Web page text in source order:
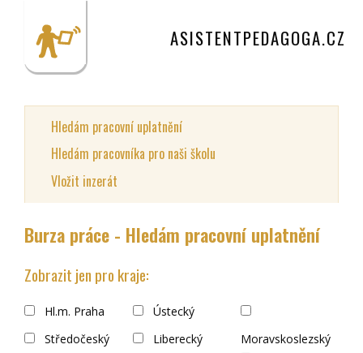
ASISTENTPEDAGOGA.CZ
Hledám pracovní uplatnění
Hledám pracovníka pro naši školu
Vložit inzerát
Burza práce - Hledám pracovní uplatnění
Zobrazit jen pro kraje:
Hl.m. Praha
Středočeský
Ústecký
Liberecký
Moravskoslezský